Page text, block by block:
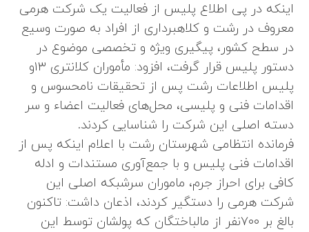
اینکه در پی اطلاع پلیس از فعالیت یک شرکت هرمی
معروف در رشت و کلاهبرداری از افراد به صورت وسیع
در سطح کشور، پیگیری ویژه و تخصصی موضوع در
دستور پلیس قرار گرفت، افزود: مأموران کلانتری ۱۳و
پلیس اطلاعات رشت پس از تحقیقات نامحسوس و
اقدامات فنی و پلیسی، محل‌های فعالیت اعضاء و سر
دسته اصلی این شرکت را شناسایی کردند.
فرمانده انتظامی شهرستان رشت با اعلام اینکه پس از
اقدامات فنی پلیس و با جمع‌آوری مستندات و ادله
کافی برای احراز جرم، ماموران سرشبکه اصلی این
شرکت هرمی را دستگیر کردند، اذعان‌ داشت: تاکنون
بالغ بر ۷۰۰نفر از مالباختگان که پولشان توسط این